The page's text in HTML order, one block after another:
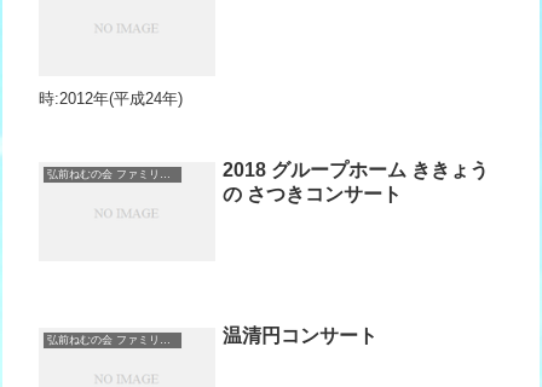
時:2012年(平成24年)
弘前ねむの会 ファミリーコーラス＆ノーザンウィング
2018 グループホーム ききょう
の さつきコンサート
弘前ねむの会 ファミリーコーラス＆ノーザンウィング 温清円コンサート